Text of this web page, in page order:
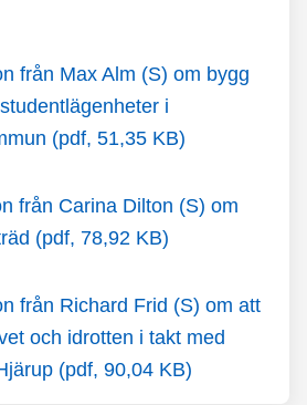
från Max Alm (S) om bygg
i
(pdf, 51,35 KB)
från Carina Dilton (S) om
(pdf, 78,92 KB)
från Richard Frid (S) om att
och idrotten i takt med
(pdf, 90,04 KB)